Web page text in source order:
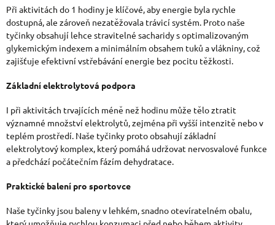
Ý
P
I
S
Při aktivitách do 1 hodiny je klíčové, aby energie byla rychle
dostupná, ale zároveň nezatěžovala trávicí systém. Proto naše
tyčinky obsahují lehce stravitelné sacharidy s optimalizovaným
glykemickým indexem a minimálním obsahem tuků a vlákniny, což
zajišťuje efektivní vstřebávání energie bez pocitu těžkosti.
Základní elektrolytová podpora
I při aktivitách trvajících méně než hodinu může tělo ztratit
významné množství elektrolytů, zejména při vyšší intenzitě nebo v
teplém prostředí. Naše tyčinky proto obsahují základní
elektrolytový komplex, který pomáhá udržovat nervosvalové funkce
a předchází počátečním fázím dehydratace.
Praktické balení pro sportovce
Naše tyčinky jsou baleny v lehkém, snadno otevíratelném obalu,